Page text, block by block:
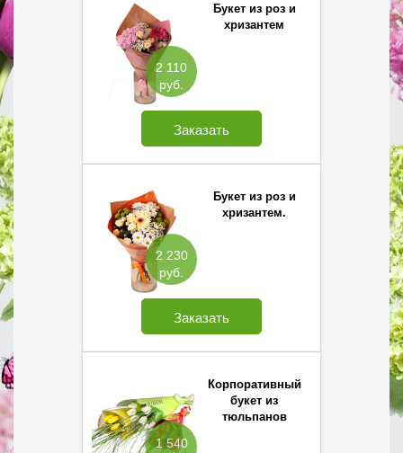
2 110
руб.
Букет из роз и
хризантем
Заказать
2 230
руб.
Букет из роз и
хризантем.
Заказать
1 540
Корпоративный
букет из
тюльпанов